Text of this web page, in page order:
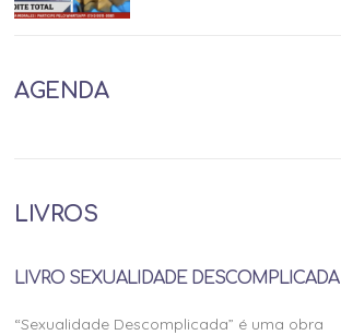
AGENDA
LIVROS
LIVRO SEXUALIDADE DESCOMPLICADA
“Sexualidade Descomplicada” é uma obra